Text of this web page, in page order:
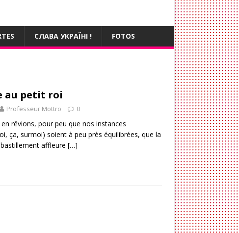
СЛАВА УКРАЇНІ ! FOTOS
au petit roi
Professeur Mottro 0
rêvions, pour peu que nos instances
ça, surmoi) soient à peu près équilibrées, que la
affleure […]